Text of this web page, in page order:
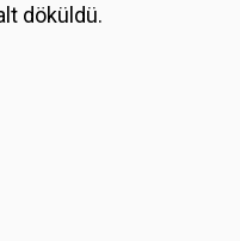
döküldü.